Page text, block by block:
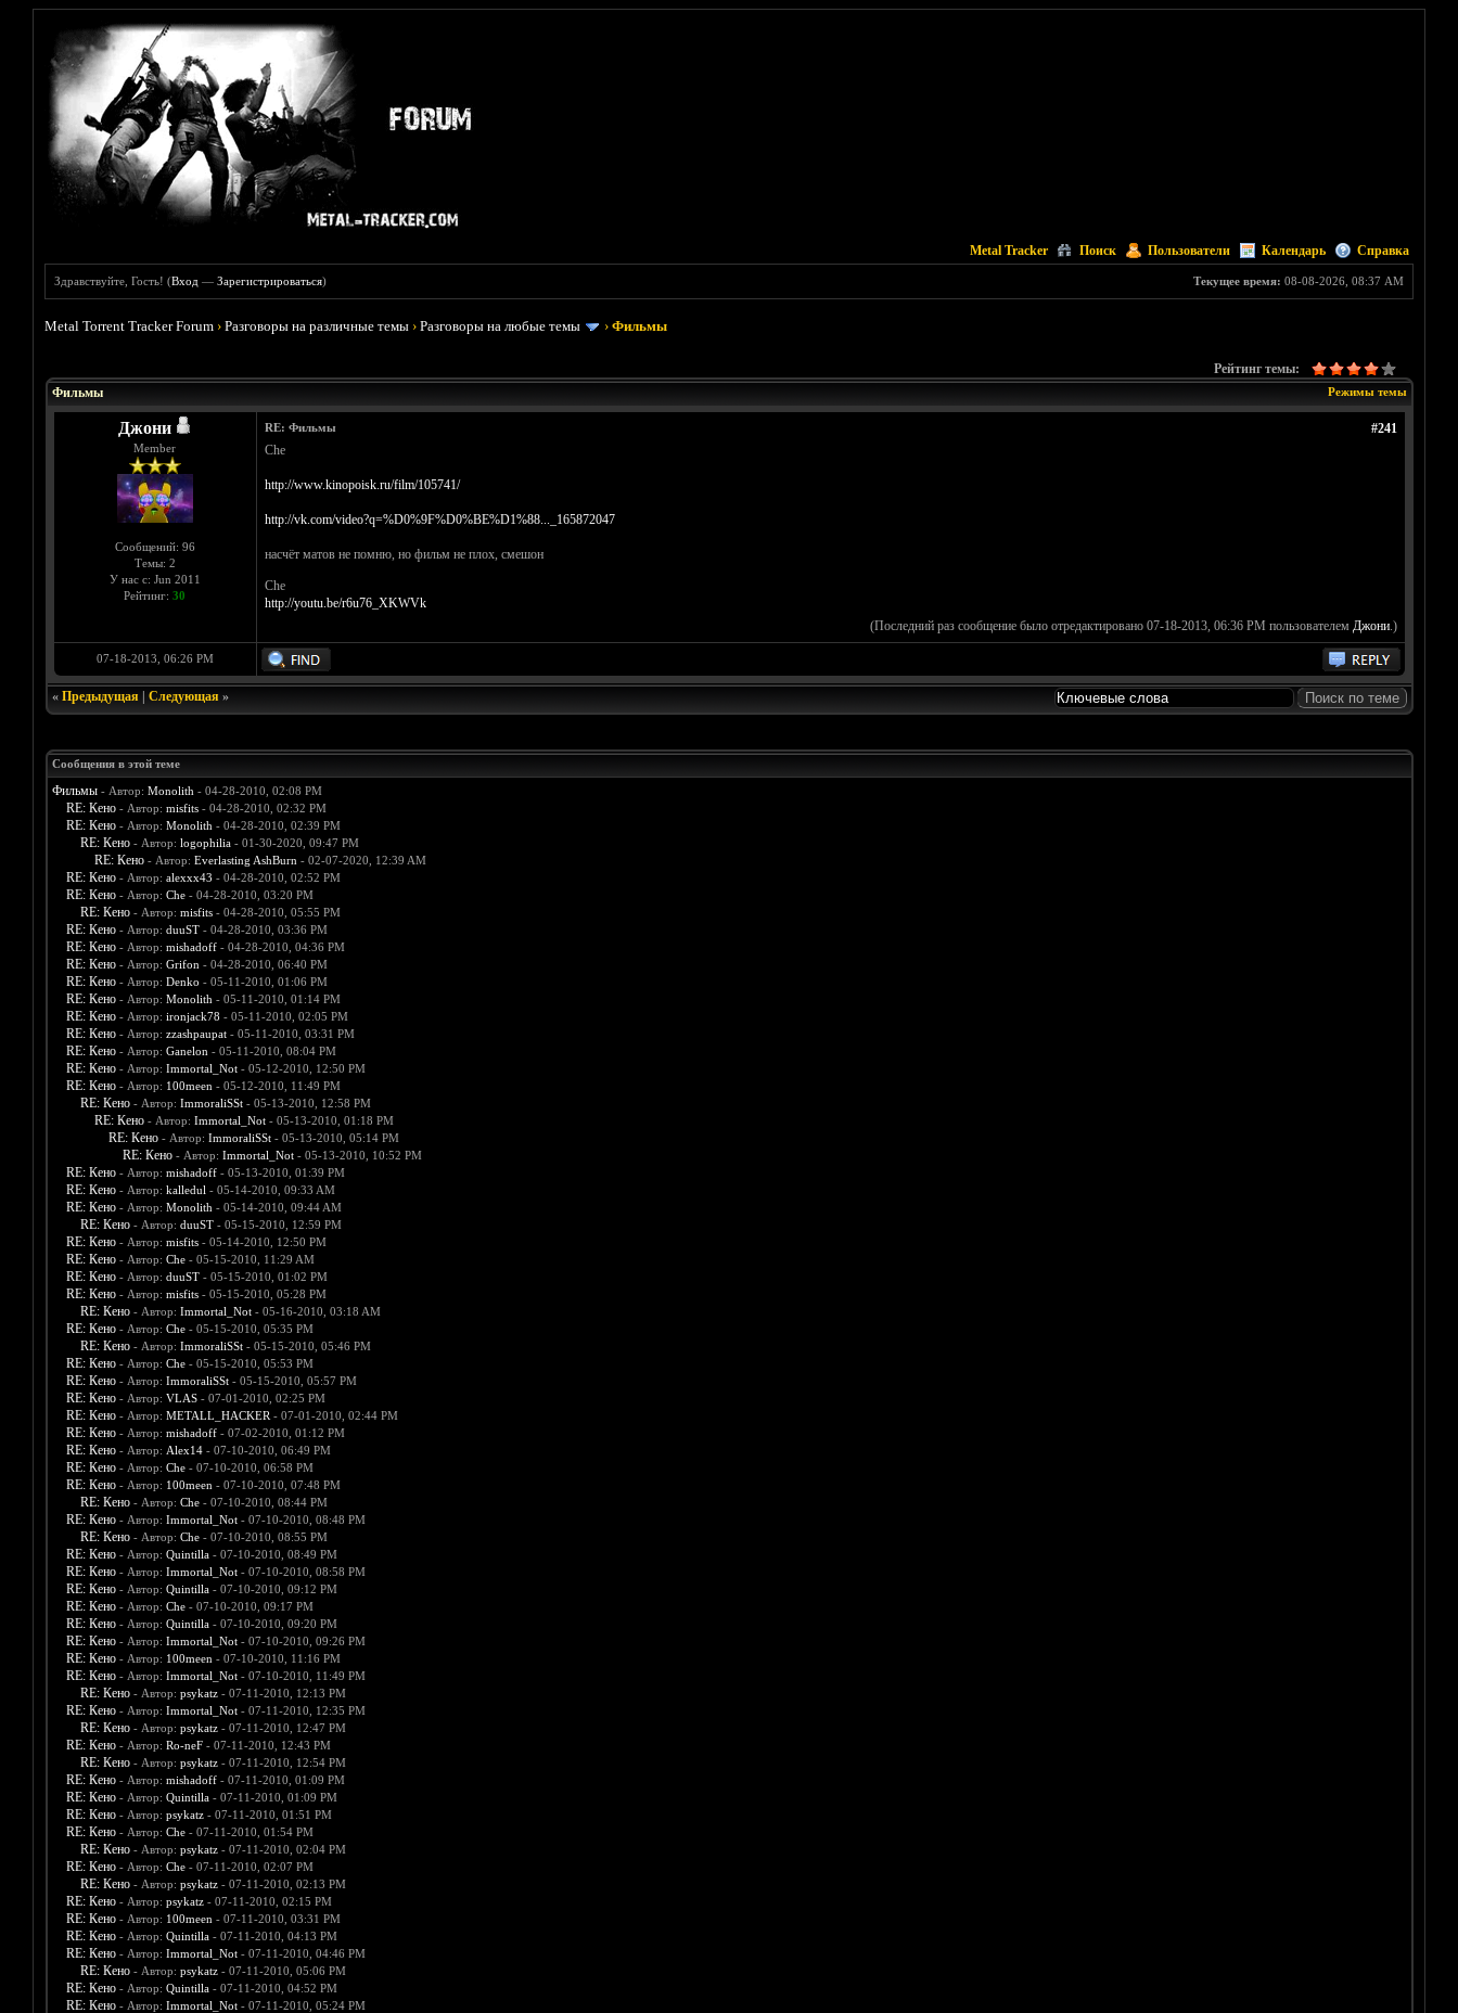
Metal Tracker Поиск Пользователи Календарь Справка
Текущее время: 08-08-2026, 08:37 AM
Здравствуйте, Гость! (Вход —Зарегистрироваться)
Metal Torrent Tracker Forum ›Разговоры на различные темы ›Разговоры на любые темы ›Фильмы
Рейтинг темы:
Режимы темы
Фильмы
Джони
Member
Сообщений: 96
Темы: 2
У нас с: Jun 2011
Рейтинг: 30
#241
RE: Фильмы
Che
http://www.kinopoisk.ru/film/105741/
http://vk.com/video?q=%D0%9F%D0%BE%D1%88..._165872047
насчёт матов не помню, но фильм не плох, смешон
Che
http://youtu.be/r6u76_XKWVk
(Последний раз сообщение было отредактировано 07-18-2013, 06:36 PM пользователем Джони.)
07-18-2013, 06:26 PM
« Предыдущая| Следующая»
Сообщения в этой теме
Фильмы - Автор: Monolith - 04-28-2010, 02:08 PM
RE: Кено - Автор: misfits- 04-28-2010, 02:32 PM
RE: Кено - Автор: Monolith - 04-28-2010, 02:39 PM
RE: Кено - Автор: logophilia- 01-30-2020, 09:47 PM
RE: Кено - Автор: Everlasting AshBurn - 02-07-2020, 12:39 AM
RE: Кено - Автор: alexxx43 - 04-28-2010, 02:52 PM
RE: Кено - Автор: Che- 04-28-2010, 03:20 PM
RE: Кено - Автор: misfits- 04-28-2010, 05:55 PM
RE: Кено - Автор: duuST- 04-28-2010, 03:36 PM
RE: Кено - Автор: mishadoff- 04-28-2010, 04:36 PM
RE: Кено - Автор: Grifon - 04-28-2010, 06:40 PM
RE: Кено - Автор: Denko - 05-11-2010, 01:06 PM
RE: Кено - Автор: Monolith - 05-11-2010, 01:14 PM
RE: Кено - Автор: ironjack78 - 05-11-2010, 02:05 PM
RE: Кено - Автор: zzashpaupat- 05-11-2010, 03:31 PM
RE: Кено - Автор: Ganelon - 05-11-2010, 08:04 PM
RE: Кено - Автор: Immortal_Not- 05-12-2010, 12:50 PM
RE: Кено - Автор: 100meen - 05-12-2010, 11:49 PM
RE: Кено - Автор: ImmoraliSSt- 05-13-2010, 12:58 PM
RE: Кено - Автор: Immortal_Not- 05-13-2010, 01:18 PM
RE: Кено - Автор: ImmoraliSSt- 05-13-2010, 05:14 PM
RE: Кено - Автор: Immortal_Not- 05-13-2010, 10:52 PM
RE: Кено - Автор: mishadoff- 05-13-2010, 01:39 PM
RE: Кено - Автор: kalledul - 05-14-2010, 09:33 AM
RE: Кено - Автор: Monolith - 05-14-2010, 09:44 AM
RE: Кено - Автор: duuST- 05-15-2010, 12:59 PM
RE: Кено - Автор: misfits- 05-14-2010, 12:50 PM
RE: Кено - Автор: Che- 05-15-2010, 11:29 AM
RE: Кено - Автор: duuST- 05-15-2010, 01:02 PM
RE: Кено - Автор: misfits- 05-15-2010, 05:28 PM
RE: Кено - Автор: Immortal_Not- 05-16-2010, 03:18 AM
RE: Кено - Автор: Che- 05-15-2010, 05:35 PM
RE: Кено - Автор: ImmoraliSSt- 05-15-2010, 05:46 PM
RE: Кено - Автор: Che- 05-15-2010, 05:53 PM
RE: Кено - Автор: ImmoraliSSt- 05-15-2010, 05:57 PM
RE: Кено - Автор: VLAS- 07-01-2010, 02:25 PM
RE: Кено - Автор: METALL_HACKER - 07-01-2010, 02:44 PM
RE: Кено - Автор: mishadoff- 07-02-2010, 01:12 PM
RE: Кено - Автор: Alex14- 07-10-2010, 06:49 PM
RE: Кено - Автор: Che- 07-10-2010, 06:58 PM
RE: Кено - Автор: 100meen - 07-10-2010, 07:48 PM
RE: Кено - Автор: Che- 07-10-2010, 08:44 PM
RE: Кено - Автор: Immortal_Not- 07-10-2010, 08:48 PM
RE: Кено - Автор: Che- 07-10-2010, 08:55 PM
RE: Кено - Автор: Quintilla- 07-10-2010, 08:49 PM
RE: Кено - Автор: Immortal_Not- 07-10-2010, 08:58 PM
RE: Кено - Автор: Quintilla- 07-10-2010, 09:12 PM
RE: Кено - Автор: Che- 07-10-2010, 09:17 PM
RE: Кено - Автор: Quintilla- 07-10-2010, 09:20 PM
RE: Кено - Автор: Immortal_Not- 07-10-2010, 09:26 PM
RE: Кено - Автор: 100meen - 07-10-2010, 11:16 PM
RE: Кено - Автор: Immortal_Not- 07-10-2010, 11:49 PM
RE: Кено - Автор: psykatz- 07-11-2010, 12:13 PM
RE: Кено - Автор: Immortal_Not- 07-11-2010, 12:35 PM
RE: Кено - Автор: psykatz- 07-11-2010, 12:47 PM
RE: Кено - Автор: Ro-neF- 07-11-2010, 12:43 PM
RE: Кено - Автор: psykatz- 07-11-2010, 12:54 PM
RE: Кено - Автор: mishadoff- 07-11-2010, 01:09 PM
RE: Кено - Автор: Quintilla- 07-11-2010, 01:09 PM
RE: Кено - Автор: psykatz- 07-11-2010, 01:51 PM
RE: Кено - Автор: Che- 07-11-2010, 01:54 PM
RE: Кено - Автор: psykatz- 07-11-2010, 02:04 PM
RE: Кено - Автор: Che- 07-11-2010, 02:07 PM
RE: Кено - Автор: psykatz- 07-11-2010, 02:13 PM
RE: Кено - Автор: psykatz- 07-11-2010, 02:15 PM
RE: Кено - Автор: 100meen - 07-11-2010, 03:31 PM
RE: Кено - Автор: Quintilla- 07-11-2010, 04:13 PM
RE: Кено - Автор: Immortal_Not- 07-11-2010, 04:46 PM
RE: Кено - Автор: psykatz- 07-11-2010, 05:06 PM
RE: Кено - Автор: Quintilla- 07-11-2010, 04:52 PM
RE: Кено - Автор: Immortal_Not- 07-11-2010, 05:24 PM